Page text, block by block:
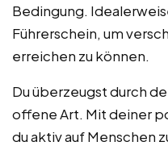
Bedingung.
Führerschein, um
erreichen zu können.
Du überzeugst durch
offene Art. Mit deiner
du aktiv auf Menschen